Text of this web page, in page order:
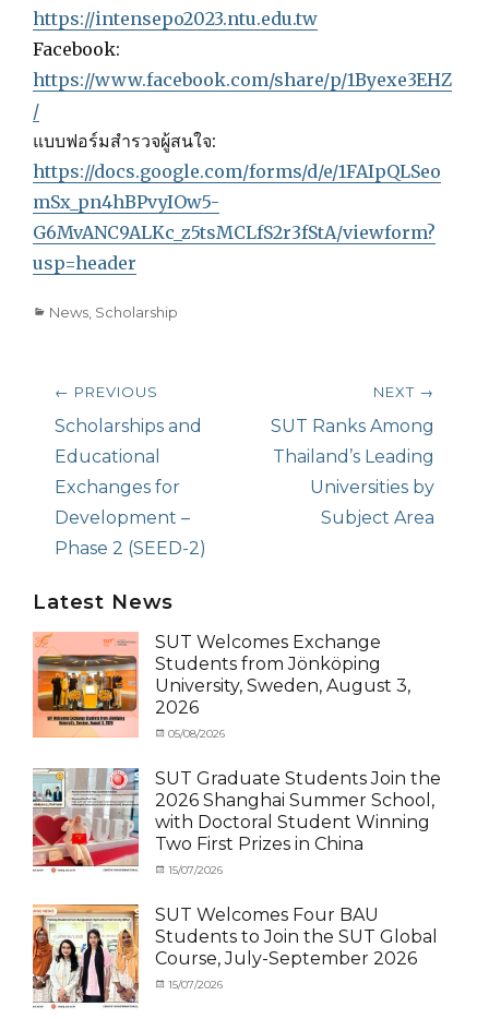
https://intensepo2023.ntu.edu.tw
Facebook:
https://www.facebook.com/share/p/1Byexe3EHZ
/
แบบฟอร์มสำรวจผู้สนใจ:
https://docs.google.com/forms/d/e/1FAIpQLSeo
mSx_pn4hBPvyIOw5-
G6MvANC9ALKc_z5tsMCLfS2r3fStA/viewform?
usp=header
Categories
News Scholarship
Post
navigation
← PREVIOUS
Previous
post:
Scholarships and
Educational
Exchanges for
Development –
Phase 2 (SEED-2)
NEXT →
Next
post:
SUT Ranks Among
Thailand’s Leading
Universities by
Subject Area
Latest News
SUT Welcomes Exchange
Students from Jönköping
University, Sweden, August 3,
2026
Categories
under
Exchange
Student
(Inbound)
News
Posted
05/08/2026
SUT Graduate Students Join the
2026 Shanghai Summer School,
with Doctoral Student Winning
Two First Prizes in China
Categories
under
Exchange
Student
(Outbound),
Tags
Shanghai
School ,
Shanghai
University
Posted
15/07/2026
SUT Welcomes Four BAU
Students to Join the SUT Global
Course, July-September 2026
Categories
Posted
15/07/2026